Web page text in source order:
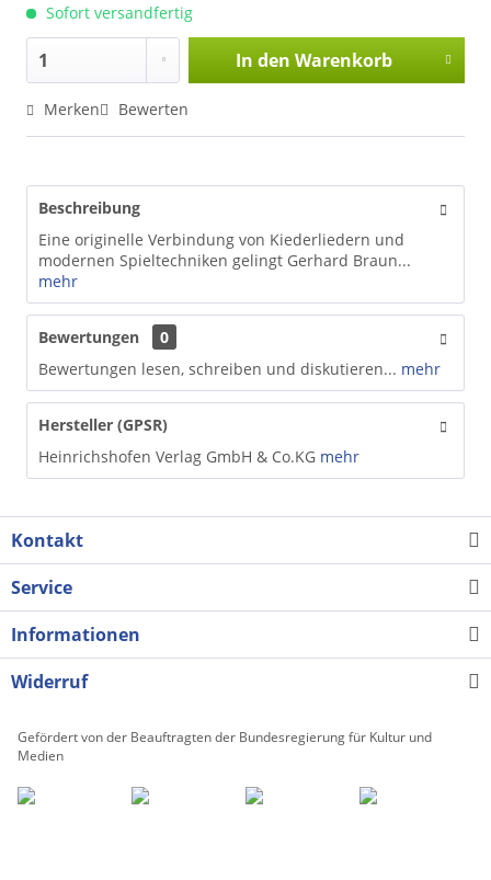
Sofort versandfertig
In den Warenkorb
Merken Bewerten
Beschreibung
Eine originelle Verbindung von Kiederliedern und
modernen Spieltechniken gelingt Gerhard Braun...
mehr
Bewertungen
0
Bewertungen lesen, schreiben und diskutieren... mehr
Hersteller (GPSR)
Heinrichshofen Verlag GmbH & Co.KG mehr
Kontakt
Service
Informationen
Widerruf
Gefördert von der Beauftragten der Bundesregierung für Kultur und
Medien